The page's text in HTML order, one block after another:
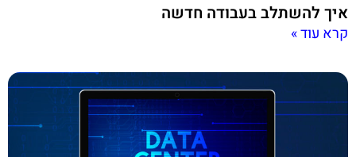
איך להשתלב בעבודה חדשה
קרא עוד »